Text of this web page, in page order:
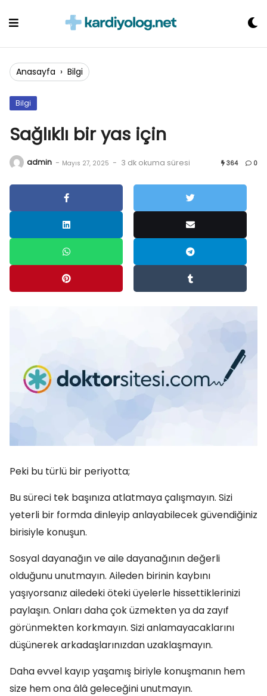
Anasayfa › Bilgi
Bilgi
Sağlıklı bir yas için
admin - Mayıs 27, 2025 - 3 dk okuma süresi 364 0
Peki bu türlü bir periyotta;
Bu süreci tek başınıza atlatmaya çalışmayın. Sizi
yeterli bir formda dinleyip anlayabilecek güvendiğiniz
birisiyle konuşun.
Sosyal dayanağın ve aile dayanağının değerli
olduğunu unutmayın. Aileden birinin kaybını
yaşıyorsanız ailedeki öteki üyelerle hissettiklerinizi
paylaşın. Onları daha çok üzmekten ya da zayıf
görünmekten korkmayın. Sizi anlamayacaklarını
düşünerek arkadaşlarınızdan uzaklaşmayın.
Daha evvel kayıp yaşamış biriyle konuşmanın hem
size hem ona âlâ geleceğini unutmayın.